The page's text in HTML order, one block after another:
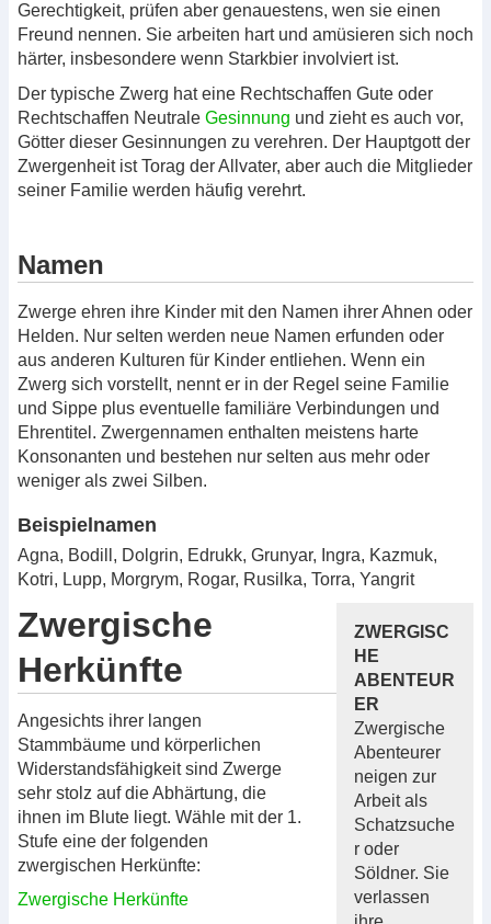
Gerechtigkeit, prüfen aber genauestens, wen sie einen
Freund nennen. Sie arbeiten hart und amüsieren sich noch
härter, insbesondere wenn Starkbier involviert ist.
Der typische Zwerg hat eine Rechtschaffen Gute oder
Rechtschaffen Neutrale Gesinnung und zieht es auch vor,
Götter dieser Gesinnungen zu verehren. Der Hauptgott der
Zwergenheit ist Torag der Allvater, aber auch die Mitglieder
seiner Familie werden häufig verehrt.
Namen
Zwerge ehren ihre Kinder mit den Namen ihrer Ahnen oder
Helden. Nur selten werden neue Namen erfunden oder
aus anderen Kulturen für Kinder entliehen. Wenn ein
Zwerg sich vorstellt, nennt er in der Regel seine Familie
und Sippe plus eventuelle familiäre Verbindungen und
Ehrentitel. Zwergennamen enthalten meistens harte
Konsonanten und bestehen nur selten aus mehr oder
weniger als zwei Silben.
Beispielnamen
Agna, Bodill, Dolgrin, Edrukk, Grunyar, Ingra, Kazmuk,
Kotri, Lupp, Morgrym, Rogar, Rusilka, Torra, Yangrit
ZWERGISC
HE
ABENTEUR
ER
Zwergische
Abenteurer
neigen zur
Arbeit als
Schatzsuche
r oder
Söldner. Sie
verlassen
Zwergische
Herkünfte
Angesichts ihrer langen
Stammbäume und körperlichen
Widerstandsfähigkeit sind Zwerge
sehr stolz auf die Abhärtung, die
ihnen im Blute liegt. Wähle mit der 1.
Stufe eine der folgenden
zwergischen Herkünfte:
Zwergische Herkünfte